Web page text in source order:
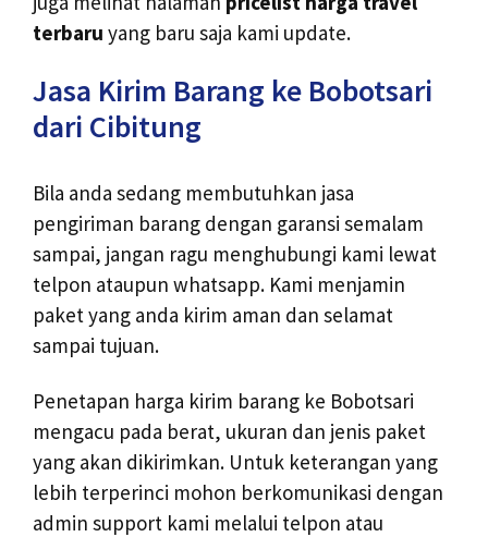
terbaru yang baru saja kami update.
Jasa Kirim Barang ke Bobotsari
dari Cibitung
Bila anda sedang membutuhkan jasa
pengiriman barang dengan garansi semalam
sampai, jangan ragu menghubungi kami lewat
telpon ataupun whatsapp. Kami menjamin
paket yang anda kirim aman dan selamat
sampai tujuan.
Penetapan harga kirim barang ke Bobotsari
mengacu pada berat, ukuran dan jenis paket
yang akan dikirimkan. Untuk keterangan yang
lebih terperinci mohon berkomunikasi dengan
admin support kami melalui telpon atau